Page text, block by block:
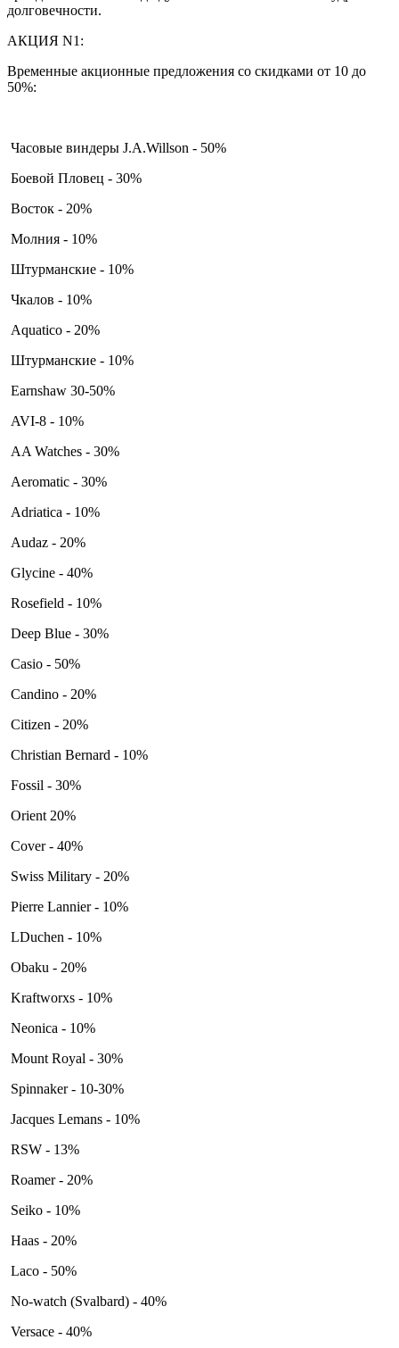
долговечности.
АКЦИЯ N1:
Временные акционные предложения со скидками от 10 до
50%:
Часовые виндеры J.A.Willson - 50%
Боевой Пловец - 30%
Восток - 20%
Молния - 10%
Штурманские - 10%
Чкалов - 10%
Aquatico - 20%
Штурманские - 10%
Earnshaw 30-50%
AVI-8 - 10%
AA Watches - 30%
Aeromatic - 30%
Adriatica - 10%
Audaz - 20%
Glycine - 40%
Rosefield - 10%
Deep Blue - 30%
Casio - 50%
Candino - 20%
Citizen - 20%
Christian Bernard - 10%
Fossil - 30%
Orient 20%
Cover - 40%
Swiss Military - 20%
Pierre Lannier - 10%
LDuchen - 10%
Obaku - 20%
Kraftworxs - 10%
Neonica - 10%
Mount Royal - 30%
Spinnaker - 10-30%
Jacques Lemans - 10%
RSW - 13%
Roamer - 20%
Seiko - 10%
Haas - 20%
Laco - 50%
No-watch (Svalbard) - 40%
Versace - 40%